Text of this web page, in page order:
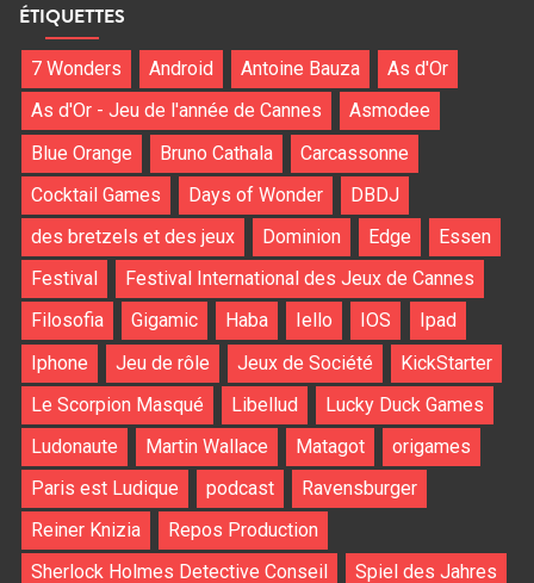
ÉTIQUETTES
7 Wonders Android Antoine Bauza
As d'Or
As d'Or - Jeu de l'année de Cannes
Asmodee
Blue Orange
Bruno Cathala
Carcassonne
Cocktail Games
Days of Wonder
DBDJ
des bretzels et des jeux
Dominion Edge
Essen
Festival
Festival International des Jeux de Cannes
Filosofia
Gigamic Haba Iello IOS
Ipad
Iphone
Jeu de rôle Jeux de Société
KickStarter
Le Scorpion Masqué
Libellud
Lucky Duck Games
Ludonaute
Martin Wallace Matagot
origames
Paris est Ludique
podcast
Ravensburger
Reiner Knizia
Repos Production
Sherlock Holmes Detective Conseil
Spiel des Jahres